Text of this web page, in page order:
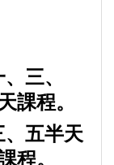
三、
課程。
、五半天
程。